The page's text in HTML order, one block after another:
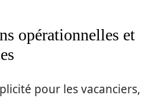
opérationnelles et
pour les vacanciers,